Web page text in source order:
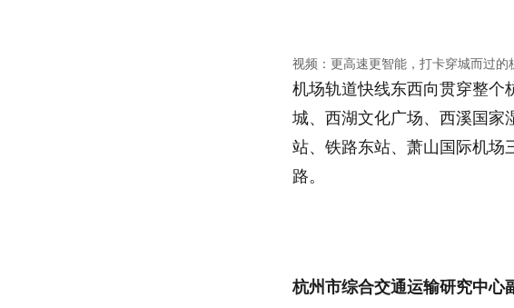
视频：更高速更智能，打卡穿城而过的
机场轨道快线东西向贯穿整个
城、西湖文化广场、西溪国家
站、铁路东站、萧山国际机场
路。
杭州市综合交通运输研究中心